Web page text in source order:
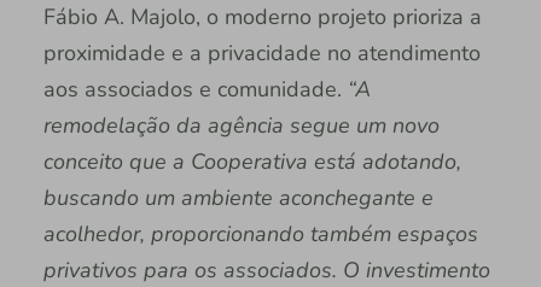
Fábio A. Majolo, o moderno projeto prioriza a
proximidade e a privacidade no atendimento
aos associados e comunidade. “A
remodelação da agência segue um novo
conceito que a Cooperativa está adotando,
buscando um ambiente aconchegante e
acolhedor, proporcionando também espaços
privativos para os associados. O investimento